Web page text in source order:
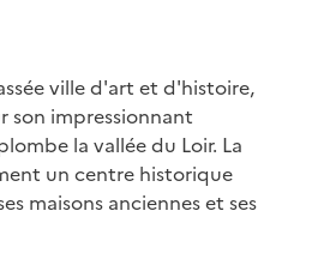
ville d'art et d'histoire,
son impressionnant
la vallée du Loir. La
un centre historique
maisons anciennes et ses